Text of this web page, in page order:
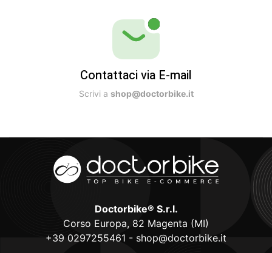
Contattaci via E-mail
Scrivi a shop@doctorbike.it
Doctorbike® S.r.l.
Corso Europa, 82 Magenta (MI)
+39 0297255461 - shop@doctorbike.it